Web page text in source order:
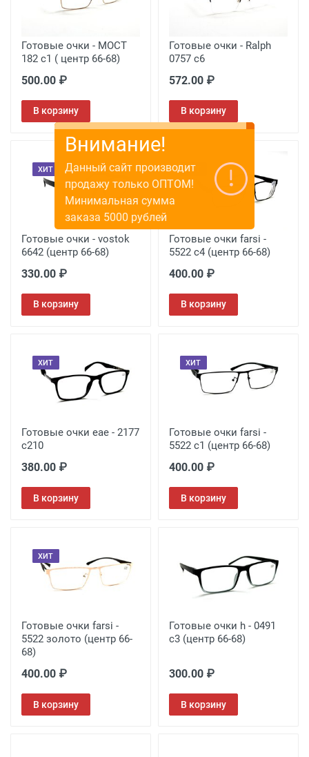
Готовые очки - MOCT
182 c1 ( центр 66-68)
500.00 ₽
В корзину
Готовые очки - Ralph
0757 c6
572.00 ₽
В корзину
ХИТ
Готовые очки - vostok
6642 (центр 66-68)
330.00 ₽
В корзину
ХИТ
Готовые очки farsi -
5522 c4 (центр 66-68)
400.00 ₽
В корзину
ХИТ
Готовые очки eae - 2177
с210
380.00 ₽
В корзину
ХИТ
Готовые очки farsi -
5522 c1 (центр 66-68)
400.00 ₽
В корзину
ХИТ
Готовые очки farsi -
5522 золото (центр 66-
68)
400.00 ₽
В корзину
Готовые очки h - 0491
c3 (центр 66-68)
300.00 ₽
В корзину
Внимание!
Данный сайт производит
продажу только ОПТОМ!
Минимальная сумма
заказа 5000 рублей